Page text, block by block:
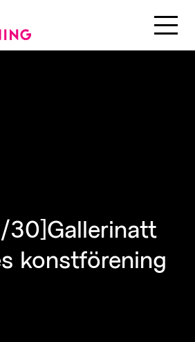
30]Gallerinatt
konstförening